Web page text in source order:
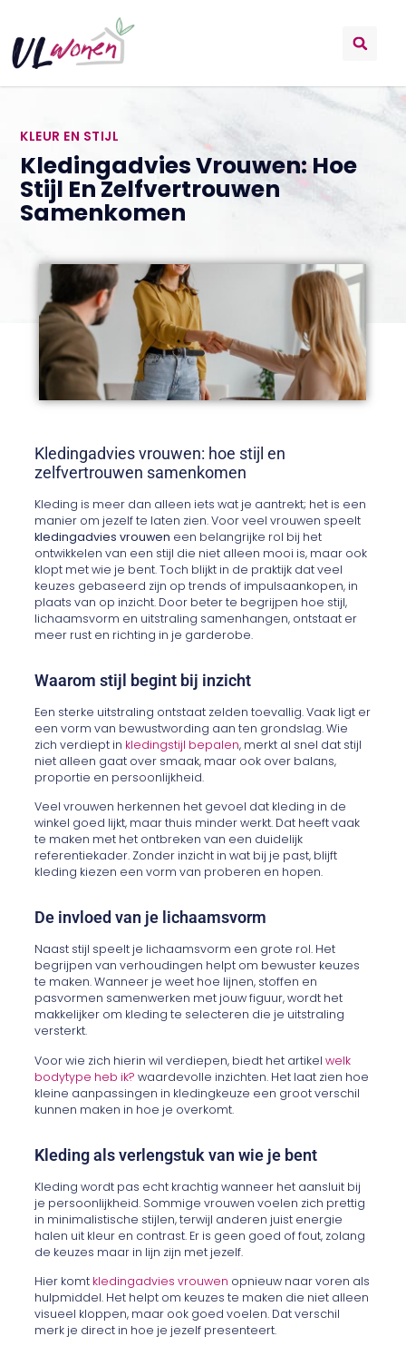
KLEUR EN STIJL
Kledingadvies Vrouwen: Hoe
Stijl En Zelfvertrouwen
Samenkomen
Kledingadvies vrouwen: hoe stijl en
zelfvertrouwen samenkomen
Kleding is meer dan alleen iets wat je aantrekt; het is een
manier om jezelf te laten zien. Voor veel vrouwen speelt
kledingadvies vrouwen een belangrijke rol bij het
ontwikkelen van een stijl die niet alleen mooi is, maar ook
klopt met wie je bent. Toch blijkt in de praktijk dat veel
keuzes gebaseerd zijn op trends of impulsaankopen, in
plaats van op inzicht. Door beter te begrijpen hoe stijl,
lichaamsvorm en uitstraling samenhangen, ontstaat er
meer rust en richting in je garderobe.
Waarom stijl begint bij inzicht
Een sterke uitstraling ontstaat zelden toevallig. Vaak ligt er
een vorm van bewustwording aan ten grondslag. Wie
zich verdiept in kledingstijl bepalen, merkt al snel dat stijl
niet alleen gaat over smaak, maar ook over balans,
proportie en persoonlijkheid.
Veel vrouwen herkennen het gevoel dat kleding in de
winkel goed lijkt, maar thuis minder werkt. Dat heeft vaak
te maken met het ontbreken van een duidelijk
referentiekader. Zonder inzicht in wat bij je past, blijft
kleding kiezen een vorm van proberen en hopen.
De invloed van je lichaamsvorm
Naast stijl speelt je lichaamsvorm een grote rol. Het
begrijpen van verhoudingen helpt om bewuster keuzes
te maken. Wanneer je weet hoe lijnen, stoffen en
pasvormen samenwerken met jouw figuur, wordt het
makkelijker om kleding te selecteren die je uitstraling
versterkt.
Voor wie zich hierin wil verdiepen, biedt het artikelwelk
bodytype heb ik? waardevolle inzichten. Het laat zien hoe
kleine aanpassingen in kledingkeuze een groot verschil
kunnen maken in hoe je overkomt.
Kleding als verlengstuk van wie je bent
Kleding wordt pas echt krachtig wanneer het aansluit bij
je persoonlijkheid. Sommige vrouwen voelen zich prettig
in minimalistische stijlen, terwijl anderen juist energie
halen uit kleur en contrast. Er is geen goed of fout, zolang
de keuzes maar in lijn zijn met jezelf.
Hier komt kledingadvies vrouwen opnieuw naar voren als
hulpmiddel. Het helpt om keuzes te maken die niet alleen
visueel kloppen, maar ook goed voelen. Dat verschil
merk je direct in hoe je jezelf presenteert.